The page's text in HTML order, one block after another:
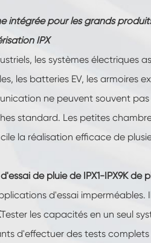
intégrée pour les grands
IPX
les systèmes électriques
les batteries EV, les armoires
ne peuvent souvent pas
standard. Les petites
la réalisation efficace de
de pluie de IPX1-IPX9K de
d'essai imperméables.
Tester les capacités en un seul
d'effectuer des tests